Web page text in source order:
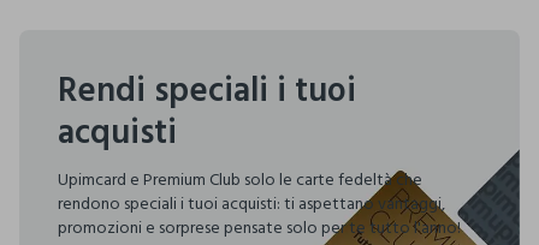
Rendi speciali i tuoi
acquisti
Upimcard e Premium Club solo le carte fedeltà che
rendono speciali i tuoi acquisti: ti aspettano vantaggi,
promozioni e sorprese pensate solo per te tutto l'anno!